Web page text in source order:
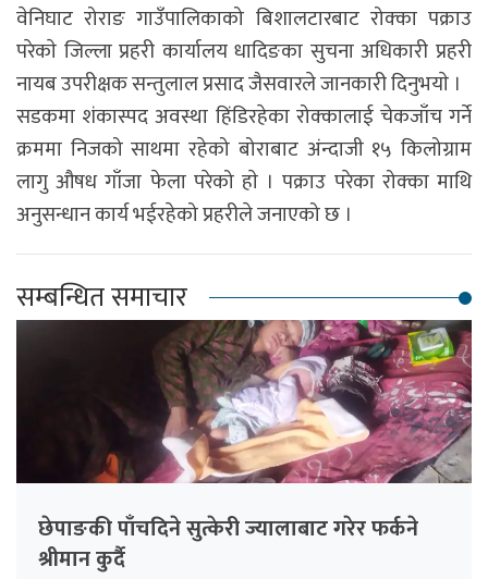
वेनिघाट रोराङ गाउँपालिकाको बिशालटारबाट रोक्का पक्राउ
परेकाे जिल्ला प्रहरी कार्यालय धादिङका सुचना अधिकारी प्रहरी
नायब उपरीक्षक सन्तुलाल प्रसाद जैसवारले जानकारी दिनुभयाे ।
सडकमा शंकास्पद अवस्था हिंडिरहेका रोक्कालाई चेकजाँच गर्ने
क्रममा निजको साथमा रहेको बोराबाट अंन्दाजी १५ किलोग्राम
लागु औषध गाँजा फेला परेको हाे । पक्राउ परेका रोक्का माथि
अनुसन्धान कार्य भईरहेको प्रहरीले जनाएको छ ।
सम्बन्धित समाचार
छेपाङकी पाँचदिने सुत्केरी ज्यालाबाट गरेर फर्कने
श्रीमान कुर्दै